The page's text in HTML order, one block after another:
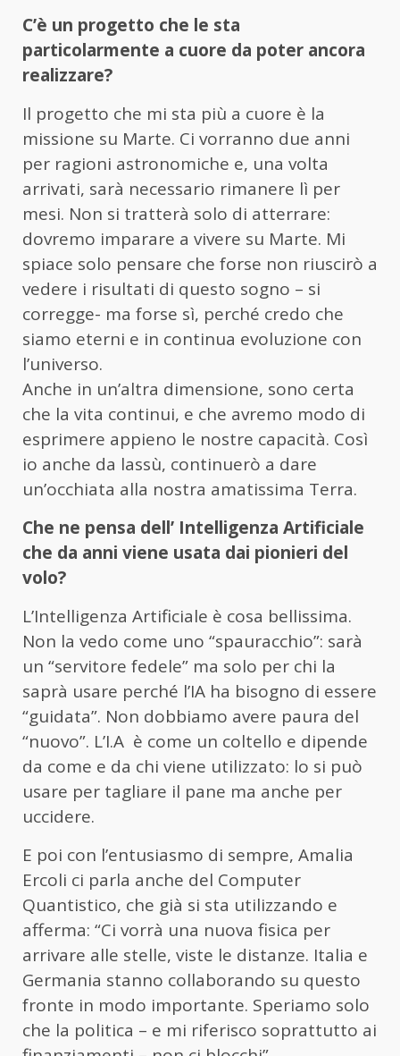
C’è un progetto che le sta
particolarmente a cuore da poter ancora
realizzare?
Il progetto che mi sta più a cuore è la
missione su Marte. Ci vorranno due anni
per ragioni astronomiche e, una volta
arrivati, sarà necessario rimanere lì per
mesi. Non si tratterà solo di atterrare:
dovremo imparare a vivere su Marte. Mi
spiace solo pensare che forse non riuscirò a
vedere i risultati di questo sogno – si
corregge- ma forse sì, perché credo che
siamo eterni e in continua evoluzione con
l’universo.
Anche in un’altra dimensione, sono certa
che la vita continui, e che avremo modo di
esprimere appieno le nostre capacità. Così
io anche da lassù, continuerò a dare
un’occhiata alla nostra amatissima Terra.
Che ne pensa dell’ Intelligenza Artificiale
che da anni viene usata dai pionieri del
volo?
L’Intelligenza Artificiale è cosa bellissima.
Non la vedo come uno “spauracchio”: sarà
un “servitore fedele” ma solo per chi la
saprà usare perché l’IA ha bisogno di essere
“guidata”. Non dobbiamo avere paura del
“nuovo”. L’I.A è come un coltello e dipende
da come e da chi viene utilizzato: lo si può
usare per tagliare il pane ma anche per
uccidere.
E poi con l’entusiasmo di sempre, Amalia
Ercoli ci parla anche del Computer
Quantistico, che già si sta utilizzando e
afferma: “Ci vorrà una nuova fisica per
arrivare alle stelle, viste le distanze. Italia e
Germania stanno collaborando su questo
fronte in modo importante. Speriamo solo
che la politica – e mi riferisco soprattutto ai